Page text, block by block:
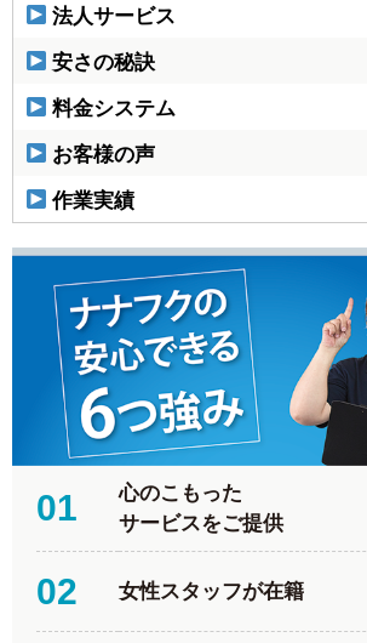
法人サービス
安さの秘訣
料金システム
お客様の声
作業実績
01
心のこもった
サービスをご提供
02 女性スタッフが在籍